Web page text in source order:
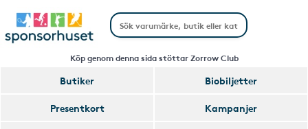
Köp genom denna sida stöttar Zorrow Club
Butiker
Biobiljetter
Presentkort
Kampanjer